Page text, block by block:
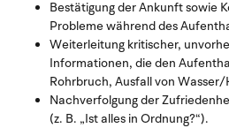
Bestätigung der Ankunft sowie
Probleme während des
Weiterleitung kritischer,
Informationen, die den
Rohrbruch, Ausfall von Wasser/
Nachverfolgung der
(z. B. „Ist alles in Ordnung?“).